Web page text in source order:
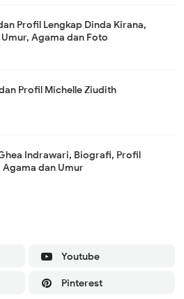
Profil Lengkap Dinda Kirana,
Agama dan Foto
Profil Michelle Ziudith
Indrawari, Biografi, Profil
Agama dan Umur
Youtube
Pinterest